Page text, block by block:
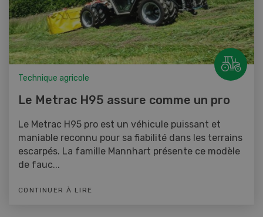
Technique agricole
Le Metrac H95 assure comme un pro
Le Metrac H95 pro est un véhicule puissant et
maniable reconnu pour sa fiabilité dans les terrains
escarpés. La famille Mannhart présente ce modèle
de fauc...
CONTINUER À LIRE